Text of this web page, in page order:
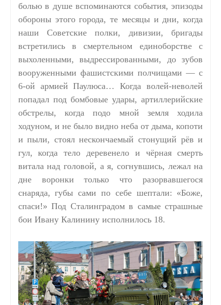
болью в душе вспоминаются события, эпизоды
обороны этого города, те месяцы и дни, когда
наши Советские полки, дивизии, бригады
встретились в смертельном единоборстве с
выхоленными, выдрессированными, до зубов
вооруженными фашистскими полчищами — с
6-ой армией Паулюса…
Когда волей-неволей
попадал под бомбовые удары, артиллерийские
обстрелы, когда подо мной земля ходила
ходуном, и не было видно неба от дыма, копоти
и пыли, стоял нескончаемый стонущий рёв и
гул, когда тело деревенело и чёрная смерть
витала над головой, а я, согнувшись, лежал на
дне воронки только что разорвавшегося
снаряда, губы сами по себе шептали: «Боже,
спаси!» Под Сталинградом в самые страшные
бои Ивану Калинину исполнилось 18.